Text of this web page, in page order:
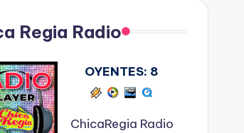
Regia Radio
OYENTES: 8
ChicaRegia Radio